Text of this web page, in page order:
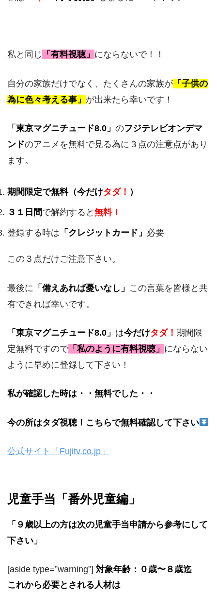
私と同じ 「有料視聴」 にならないで！！
自分の家族だけでなく、たくさんの家族が 「子供の
為に色々考える事」 が出来たら幸いです！
「東京マグニチュード8.0」 のフジテレビオンデマ
ンドのアニメを無料で見る為に３点の注意点があり
ます。
期間限定で無料（今だけタダ！ ）
３１日間で解約すると 無料！
登録する時は 「クレジットカード」 必要
この３点だけご注意下さい。
最後に 「備えあれば憂いなし」 この言葉を皆様と共
有できれば幸いです。
「東京マグニチュード8.0」 は今だけタダ！ 期間限
定無料ですので 「私のように有料視聴」 にならない
ように早めに登録して下さい！
私が確認した時は・・無料でした・・
今の所はタダ視聴！こちらで無料確認して下さい
公式サイト「Fujitv.co.jp」
児童手当「番外児童編」
「９歳以上の方は次の児童手当申請から参考にして
下さい」
[aside type=”warning”] 対象年齢：０歳〜８歳迄
これから必要とされる人材は